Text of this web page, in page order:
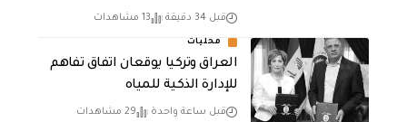
قبل 34 دقيقة 13 مشاهدات
محليات
العراق وتركيا يوقعان اتفاق تفاهم
للإدارة الذكية للمياه
قبل ساعة واحدة 29 مشاهدات